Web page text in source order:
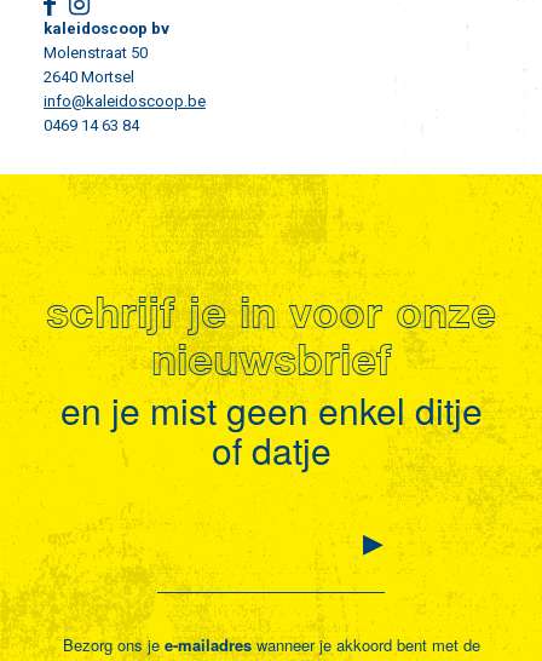
kaleidoscoop bv
Molenstraat 50
2640 Mortsel
info@kaleidoscoop.be
0469 14 63 84
schrijf je in voor onze
nieuwsbrief
en je mist geen enkel ditje
of datje
Bezorg ons je e-mailadreswanneer je akkoord bent met de